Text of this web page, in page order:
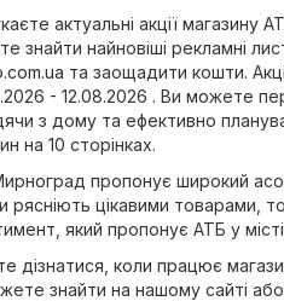
актуальні акції магазину
знайти найновіші рекламні
та заощадити кошти.
- 12.08.2026 . Ви можете
з дому та ефективно
на 10 сторінках.
пропонує широкий
рясніють цікавими товарами,
який пропонує АТБ у
дізнатися, коли працює
знайти на нашому сайті або